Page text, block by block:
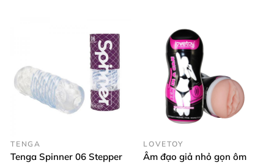
TENGA
Tenga Spinner 06 Stepper
LOVETOY
Âm đạo giả nhỏ gọn ôm